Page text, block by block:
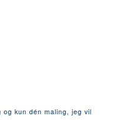
kun dén maling, jeg vil